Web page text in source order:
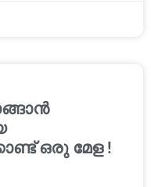
ഒരു മേള !